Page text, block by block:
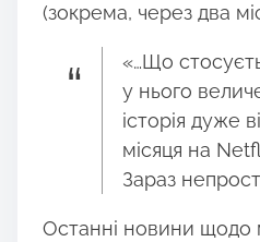
(зокрема, через два
«…Що
у нього
історія дуже
місяця на
Зараз
Останні новини щодо